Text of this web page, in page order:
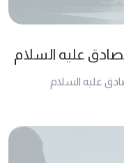
عليه السلام
عليه السلام